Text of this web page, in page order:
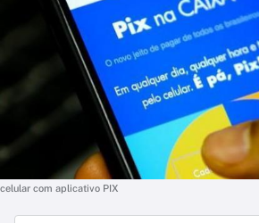
celular com aplicativo PIX